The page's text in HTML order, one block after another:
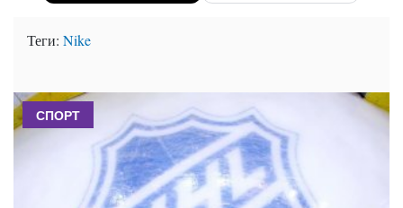
Теги: Nike
СПОРТ